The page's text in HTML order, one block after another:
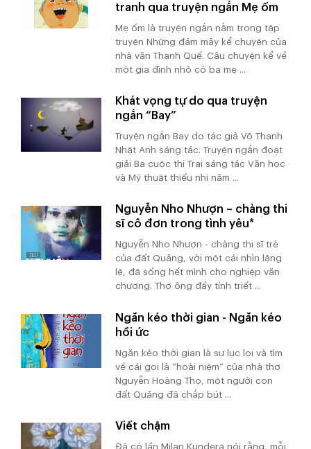
tranh qua truyện ngắn Mẹ ốm
Mẹ ốm là truyện ngắn nằm trong tập
truyện Những đám mây kể chuyện của
nhà văn Thanh Quế. Câu chuyện kể về
một gia đình nhỏ có ba mẹ ...
Khát vọng tự do qua truyện
ngắn “Bay”
Truyện ngắn Bay do tác giả Võ Thanh
Nhật Anh sáng tác. Truyện ngắn đoạt
giải Ba cuộc thi Trại sáng tác Văn học
và Mỹ thuật thiếu nhi năm ...
Nguyễn Nho Nhượn – chàng thi
sĩ cô đơn trong tình yêu*
Nguyễn Nho Nhượn - chàng thi sĩ trẻ
của đất Quảng, với một cái nhìn lặng
lẽ, đã sống hết mình cho nghiệp văn
chương. Thơ ông đầy tính triết ...
Ngăn kéo thời gian - Ngăn kéo
hồi ức
Ngăn kéo thời gian là sự lục lọi và tìm
về cái gọi là “hoài niệm” của nhà thơ
Nguyễn Hoàng Thọ, một người con
đất Quảng đã chắp bút ...
Viết chậm
Đã có lần Milan Kundera nói rằng, mỗi